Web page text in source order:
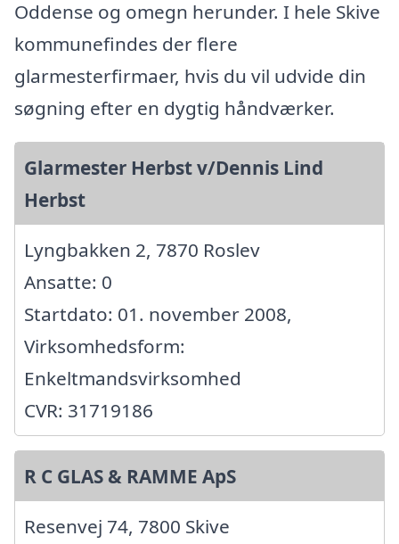
Oddense og omegn herunder. I hele Skive
kommunefindes der flere
glarmesterfirmaer, hvis du vil udvide din
søgning efter en dygtig håndværker.
Glarmester Herbst v/Dennis Lind
Herbst
Lyngbakken 2, 7870 Roslev
Ansatte: 0
Startdato: 01. november 2008,
Virksomhedsform:
Enkeltmandsvirksomhed
CVR: 31719186
R C GLAS & RAMME ApS
Resenvej 74, 7800 Skive